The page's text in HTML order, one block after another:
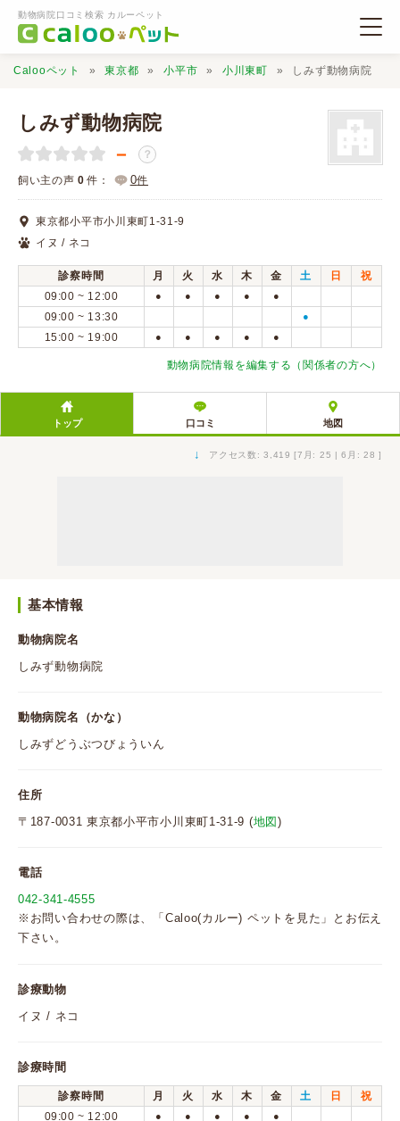
動物病院口コミ検索 カルーペット
動物病院検索
口コミ検索
Calooペットとは？
口コミ投稿
Calooペット 東京都 小平市 小川東町 しみず動物病院
しみず動物病院
－ ？
飼い主の声 0 件： 0件
東京都小平市小川東町1-31-9
イヌ / ネコ
診察時間 月 火 水 木 金 土 日
祝
09:00 ~ 12:00
● ● ● ● ●
09:00 ~ 13:30 ●
15:00 ~ 19:00 ● ● ● ● ●
動物病院情報を編集する（関係者の方へ）
トップ 口コミ 地図
↓ アクセス数: 3,419 [7月: 25 | 6月: 28 ]
基本情報
動物病院名
しみず動物病院
動物病院名（かな）
しみずどうぶつびょういん
住所
〒187-0031 東京都小平市小川東町1-31-9 (地図)
電話
042-341-4555
※お問い合わせの際は、「Caloo(カルー) ペットを見た」とお伝え
下さい。
診療動物
イヌ / ネコ
診療時間
診察時間 月 火 水 木 金 土 日
祝
09:00 ~ 12:00
● ● ● ● ●